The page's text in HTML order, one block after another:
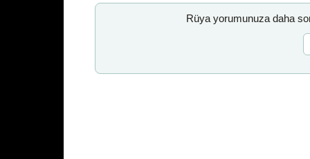
Rüya yorumunuza daha